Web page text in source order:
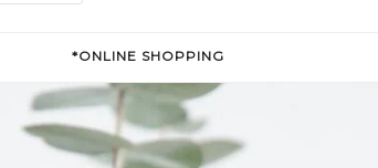
*ONLINE SHOPPING